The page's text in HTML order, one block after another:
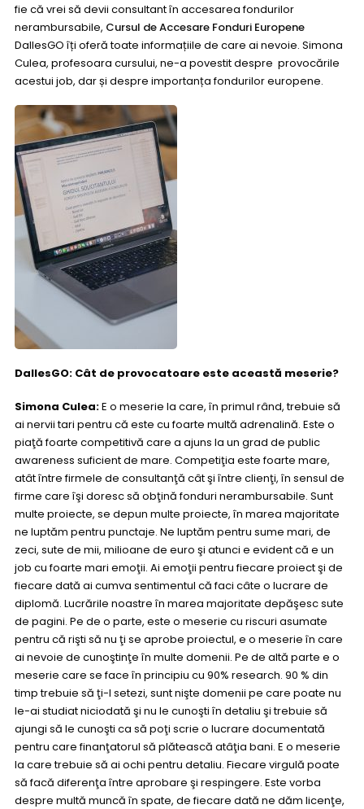
fie că vrei să devii consultant în accesarea fondurilor
nerambursabile, Cursul de Accesare Fonduri Europene
DallesGO îți oferă toate informațiile de care ai nevoie. Simona
Culea, profesoara cursului, ne-a povestit despre provocările
acestui job, dar și despre importanța fondurilor europene.
DallesGO: Cât de provocatoare este această meserie?
Simona Culea:E o meserie la care, în primul rând, trebuie să
ai nervii tari pentru că este cu foarte multă adrenalină. Este o
piaţă foarte competitivă care a ajuns la un grad de public
awareness suficient de mare. Competiţia este foarte mare,
atât între firmele de consultanţă cât şi între clienţi, în sensul de
firme care îşi doresc să obţină fonduri nerambursabile. Sunt
multe proiecte, se depun multe proiecte, în marea majoritate
ne luptăm pentru punctaje. Ne luptăm pentru sume mari, de
zeci, sute de mii, milioane de euro şi atunci e evident că e un
job cu foarte mari emoţii. Ai emoţii pentru fiecare proiect şi de
fiecare dată ai cumva sentimentul că faci câte o lucrare de
diplomă. Lucrările noastre în marea majoritate depăşesc sute
de pagini. Pe de o parte, este o meserie cu riscuri asumate
pentru că rişti să nu ţi se aprobe proiectul, e o meserie în care
ai nevoie de cunoştinţe în multe domenii. Pe de altă parte e o
meserie care se face în principiu cu 90% research. 90 % din
timp trebuie să ţi-l setezi, sunt nişte domenii pe care poate nu
le-ai studiat niciodată şi nu le cunoşti în detaliu şi trebuie să
ajungi să le cunoşti ca să poţi scrie o lucrare documentată
pentru care finanţatorul să plătească atâţia bani. E o meserie
la care trebuie să ai ochi pentru detaliu. Fiecare virgulă poate
să facă diferenţa între aprobare şi respingere. Este vorba
despre multă muncă în spate, de fiecare dată ne dăm licenţe,